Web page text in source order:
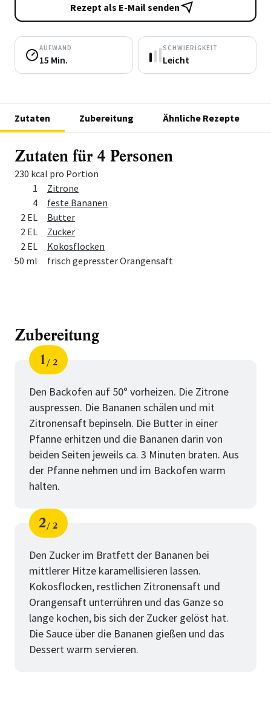
Rezept als E-Mail senden
AUFWAND
15 Min.
SCHWIERIGKEIT
Leicht
Zutaten Zubereitung Ähnliche Rezepte
Zutaten für 4 Personen
230 kcal pro Portion
Menge
Zutat
1
Zitrone
4
feste Bananen
2 EL
Butter
2 EL
Zucker
2 EL
Kokosflocken
50 ml
frisch gepresster Orangensaft
Zubereitung
Schritt
1
von
2
Den Backofen auf 50° vorheizen. Die Zitrone
auspressen. Die Bananen schälen und mit
Zitronensaft bepinseln. Die Butter in einer
Pfanne erhitzen und die Bananen darin von
beiden Seiten jeweils ca. 3 Minuten braten. Aus
der Pfanne nehmen und im Backofen warm
halten.
Schritt
2
von
2
Den Zucker im Bratfett der Bananen bei
mittlerer Hitze karamellisieren lassen.
Kokosflocken, restlichen Zitronensaft und
Orangensaft unterrühren und das Ganze so
lange kochen, bis sich der Zucker gelöst hat.
Die Sauce über die Bananen gießen und das
Dessert warm servieren.